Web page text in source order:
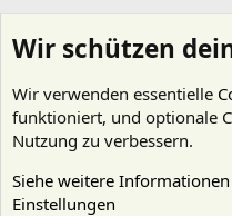
Wir schützen
Wir verwenden essentielle
funktioniert, und optionale
Nutzung zu verbessern.
Siehe weitere
Einstellungen